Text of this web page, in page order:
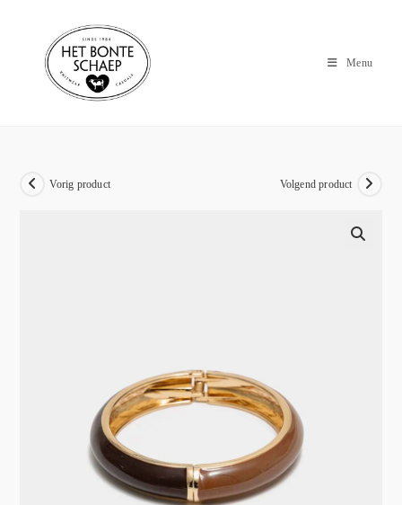
Menu
Vorig product Volgend product